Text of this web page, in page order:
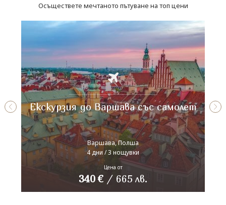
Осъществете мечтаното пътуване на топ цени
Екскурзия до Варшава със самолет
Варшава, Полша
4 дни / 3 нощувки
Цена от
340 € / 665 лв.